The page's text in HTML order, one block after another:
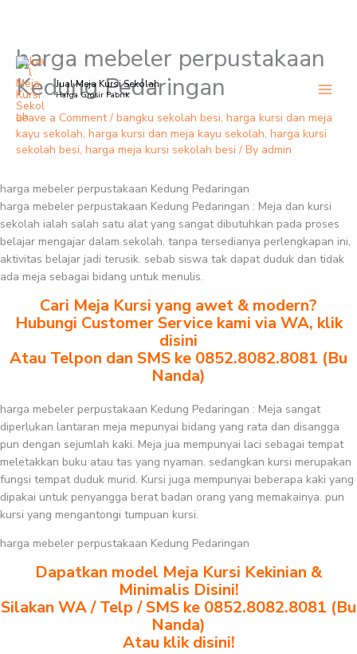
Skip
content
Jual Meja Kursi Sekolah
Harga Grosir Pabrik
harga mebeler perpustakaan
Kedung Pedaringan
Leave a Comment / bangku sekolah besi, harga kursi dan meja
kayu sekolah, harga kursi dan meja kayu sekolah, harga kursi
sekolah besi, harga meja kursi sekolah besi / By admin
harga mebeler perpustakaan Kedung Pedaringan
harga mebeler perpustakaan Kedung Pedaringan : Meja dan kursi
sekolah ialah salah satu alat yang sangat dibutuhkan pada proses
belajar mengajar dalam sekolah. tanpa tersedianya perlengkapan ini,
aktivitas belajar jadi terusik. sebab siswa tak dapat duduk dan tidak
ada meja sebagai bidang untuk menulis.
Cari Meja Kursi yang awet & modern?
Hubungi Customer Service kami via WA, klik
disini
Atau Telpon dan SMS ke 0852.8082.8081 (Bu
Nanda)
harga mebeler perpustakaan Kedung Pedaringan : Meja sangat
diperlukan lantaran meja mepunyai bidang yang rata dan disangga
pun dengan sejumlah kaki. Meja jua mempunyai laci sebagai tempat
meletakkan buku atau tas yang nyaman. sedangkan kursi merupakan
fungsi tempat duduk murid. Kursi juga mempunyai beberapa kaki yang
dipakai untuk penyangga berat badan orang yang memakainya. pun
kursi yang mengantongi tumpuan kursi.
harga mebeler perpustakaan Kedung Pedaringan
Dapatkan model Meja Kursi Kekinian &
Minimalis Disini!
Silakan WA / Telp / SMS ke 0852.8082.8081 (Bu
Nanda)
Atau klik disini!